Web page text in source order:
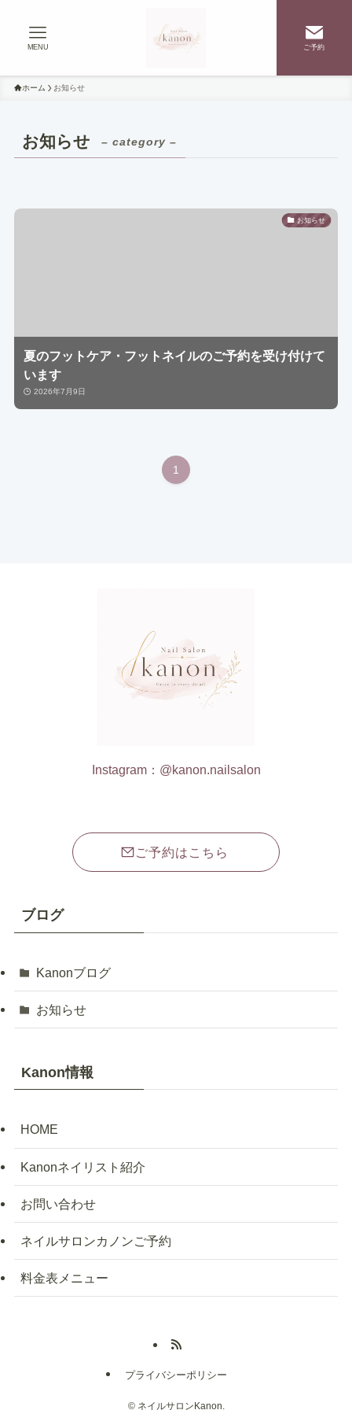
ご予約
MENU
ホーム お知らせ
お知らせ – category –
お知らせ
夏のフットケア・フットネイルのご予約を受け付けて
います
2026年7月9日
1
Instagram：@kanon.nailsalon
ご予約はこちら
ブログ
Kanonブログ
お知らせ
Kanon情報
HOME
Kanonネイリスト紹介
お問い合わせ
ネイルサロンカノンご予約
料金表メニュー
プライバシーポリシー
©ネイルサロンKanon.